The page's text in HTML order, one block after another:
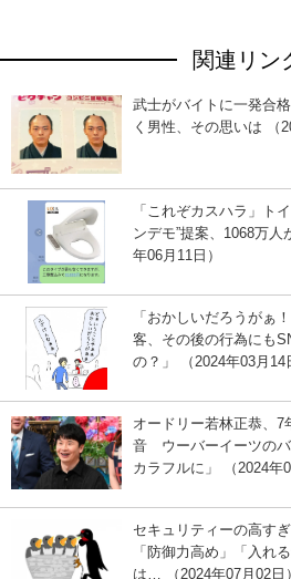
関連リン
武士がバイトに一発合
く男性、その思いは （
「これぞカスハラ」ト
ンデモ”提案、1068万
年06月11日）
「おかしいだろうがぁ
客、その後の行為にも
の？」 （2024年03月14
オードリー若林正恭、
音 ウーバーイーツの
カラフルに」 （2024年
セキュリティーの高す
「防御力高め」「入れ
は… （2024年07月02日）